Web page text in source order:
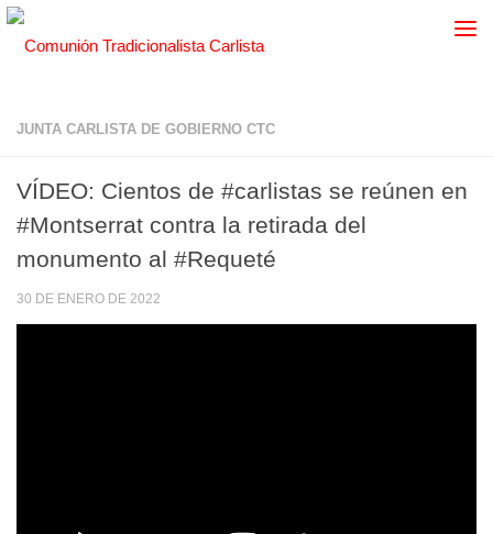
JUNTA CARLISTA DE GOBIERNO CTC
VÍDEO: Cientos de #carlistas se reúnen en
#Montserrat contra la retirada del
monumento al #Requeté
30 DE ENERO DE 2022